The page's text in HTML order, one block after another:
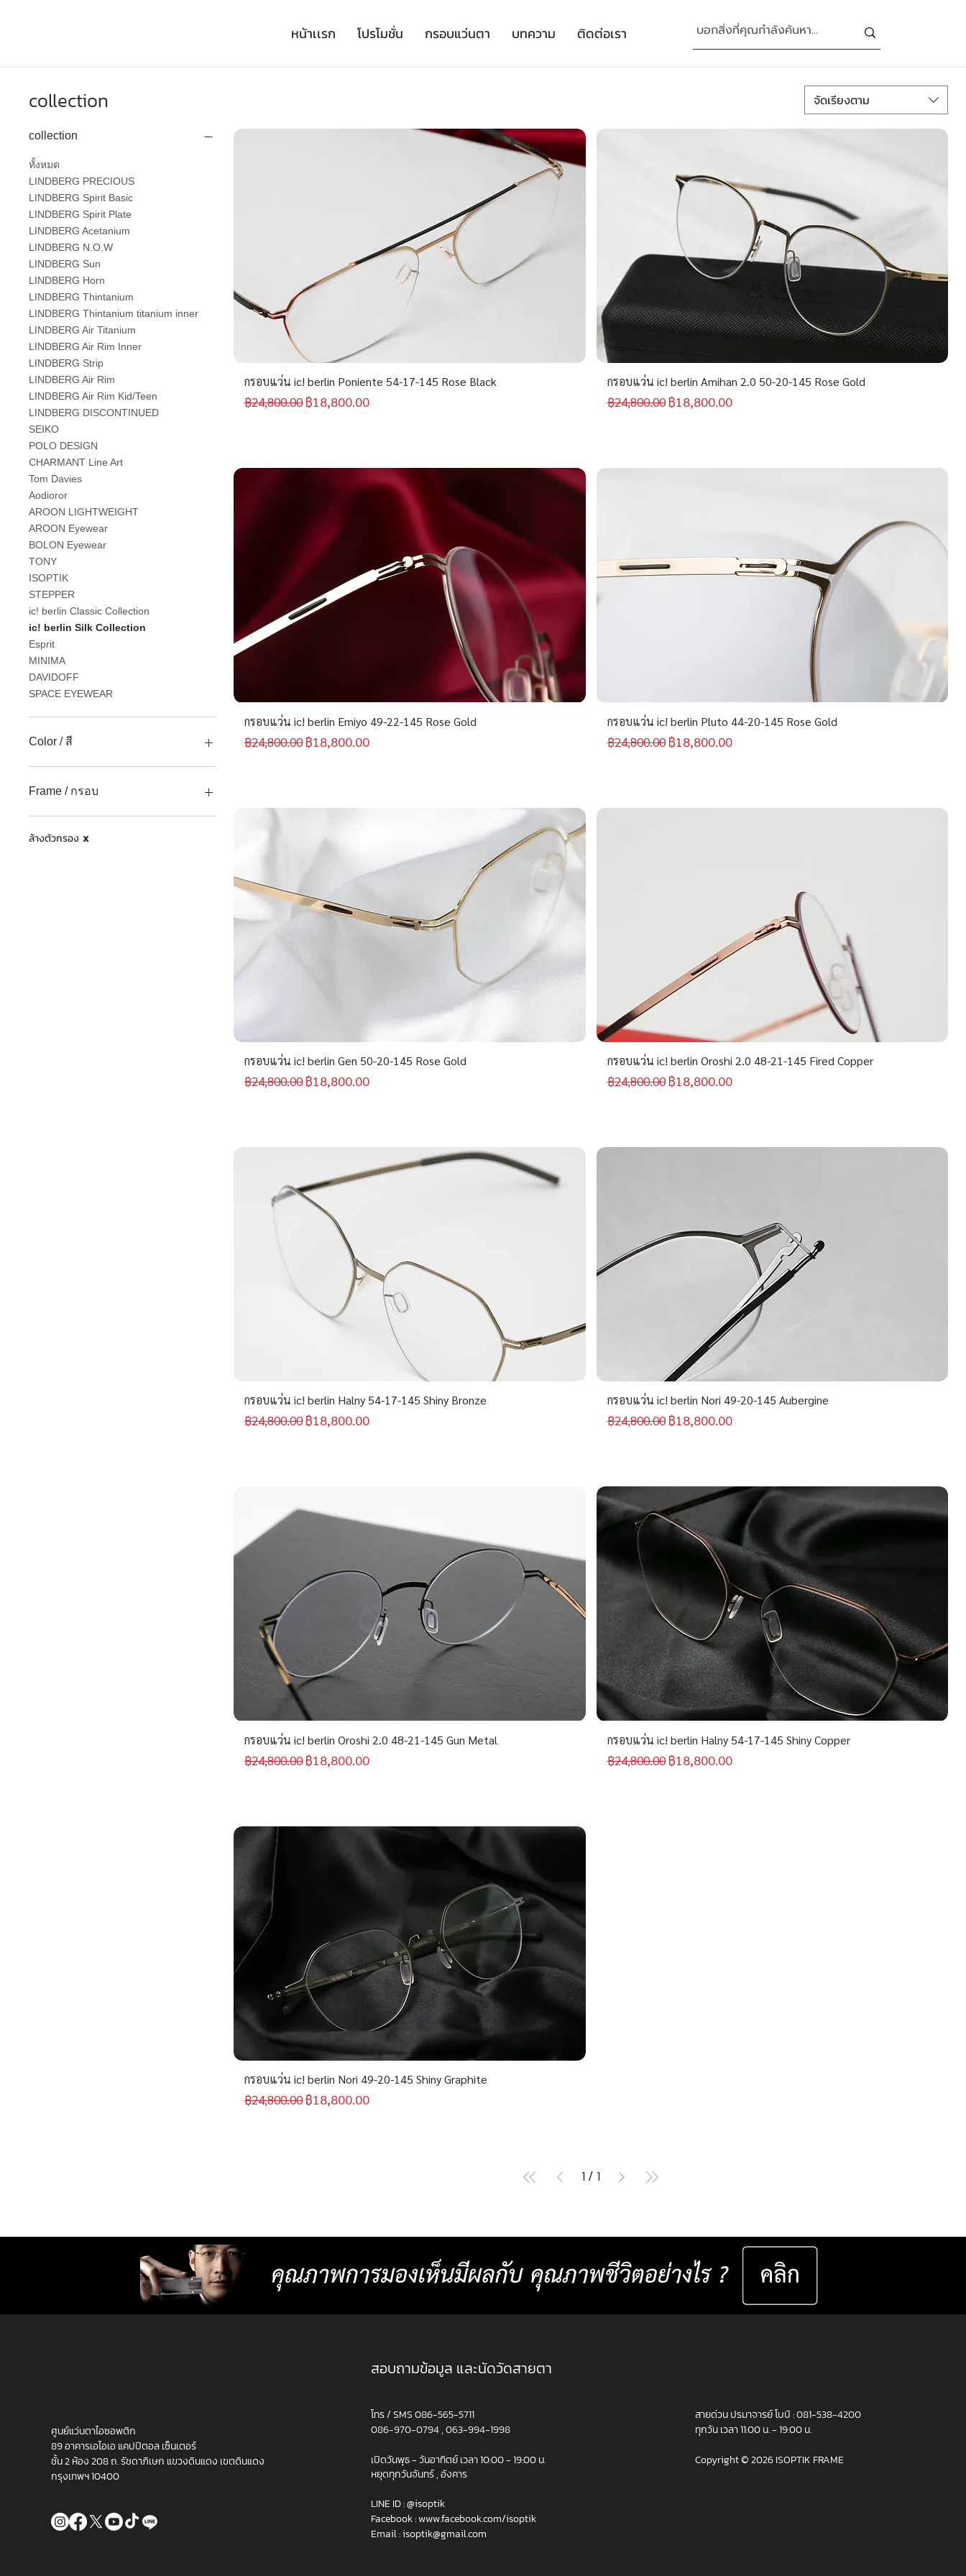
หน้าเเรก โปรโมชั่น กรอบแว่นตา บทความ ติดต่อเรา
collection
collection
ทั้งหมด
LINDBERG PRECIOUS
LINDBERG Spirit Basic
LINDBERG Spirit Plate
LINDBERG Acetanium
LINDBERG N.O.W
LINDBERG Sun
LINDBERG Horn
LINDBERG Thintanium
LINDBERG Thintanium titanium inner
LINDBERG Air Titanium
LINDBERG Air Rim Inner
LINDBERG Strip
LINDBERG Air Rim
LINDBERG Air Rim Kid/Teen
LINDBERG DISCONTINUED
SEIKO
POLO DESIGN
CHARMANT Line Art
Tom Davies
Aodioror
AROON LIGHTWEIGHT
AROON Eyewear
BOLON Eyewear
TONY
ISOPTIK
STEPPER
ic! berlin Classic Collection
ic! berlin Silk Collection
Esprit
MINIMA
DAVIDOFF
SPACE EYEWEAR
Color / สี
เงิน
ทอง
ขาว
เทา
Frame / กรอบ
กรอบเต็ม ( Full frame )
ครึ่งกรอบ ( Semi frame )
ล้างตัวกรอง X
จัดเรียงตาม
กรอบแว่น ic! berlin Poniente 54-17-145 Rose Black
ราคาปกติ
฿24,800.00 ราคาขายลด
฿18,800.00
กรอบแว่น ic! berlin Amihan 2.0 50-20-145 Rose Gold
ราคาปกติ
฿24,800.00 ราคาขายลด
฿18,800.00
กรอบแว่น ic! berlin Emiyo 49-22-145 Rose Gold
ราคาปกติ
฿24,800.00 ราคาขายลด
฿18,800.00
กรอบแว่น ic! berlin Pluto 44-20-145 Rose Gold
ราคาปกติ
฿24,800.00 ราคาขายลด
฿18,800.00
กรอบแว่น ic! berlin Gen 50-20-145 Rose Gold
ราคาปกติ
฿24,800.00 ราคาขายลด
฿18,800.00
กรอบแว่น ic! berlin Oroshi 2.0 48-21-145 Fired Copper
ราคาปกติ
฿24,800.00 ราคาขายลด
฿18,800.00
กรอบแว่น ic! berlin Halny 54-17-145 Shiny Bronze
ราคาปกติ
฿24,800.00 ราคาขายลด
฿18,800.00
กรอบแว่น ic! berlin Nori 49-20-145 Aubergine
ราคาปกติ
฿24,800.00 ราคาขายลด
฿18,800.00
กรอบแว่น ic! berlin Oroshi 2.0 48-21-145 Gun Metal
ราคาปกติ
฿24,800.00 ราคาขายลด
฿18,800.00
กรอบแว่น ic! berlin Halny 54-17-145 Shiny Copper
ราคาปกติ
฿24,800.00 ราคาขายลด
฿18,800.00
กรอบแว่น ic! berlin Nori 49-20-145 Shiny Graphite
ราคาปกติ
฿24,800.00 ราคาขายลด
฿18,800.00
1/ 1
ศูนย์แว่นตาไอซอพติก
89 อาคารเอไอเอ แคปปิตอล เซ็นเตอร์
ชั้น 2 ห้อง 208 ถ. รัชดาภิเษก แขวงดินแดง เขตดินแดง
กรุงเทพฯ 10400
สอบถามข้อมูล และนัดวัดสายตา
โทร / SMS086-565-5711
086-970-0794,063-994-1998
เปิดวันพุธ - วันอาทิตย์ เวลา 10:00 - 19:00 น.
หยุดทุกวันจันทร์ , อังคาร
LINE ID :@isoptik
Facebook :www.facebook.com/isoptik
Email :isoptik@gmail.com
สายด่วน ปรมาจารย์ โบบิ :081-538-4200
ทุกวัน เวลา 11:00 น. - 19:00 น.
Copyright © 2026 ISOPTIK FRAME